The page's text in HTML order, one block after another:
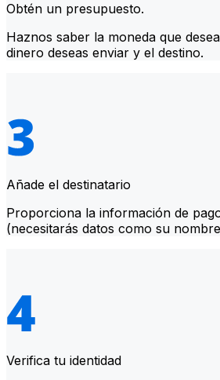
Obtén un presupuesto.
Haznos saber la moneda que
dinero deseas enviar y el destino.
Añade el destinatario
Proporciona la información de
(necesitarás datos como su
Verifica tu identidad